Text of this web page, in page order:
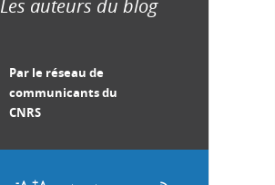
Les auteurs du blog
Par le réseau de
communicants du
CNRS